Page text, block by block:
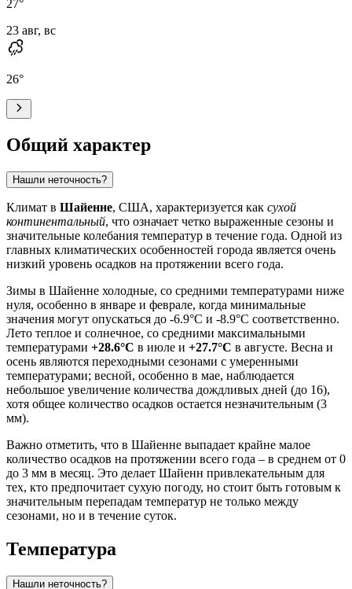
27°
23 авг, вс
26°
Общий характер
Нашли неточность?
Климат в Шайенне, США, характеризуется как сухой
континентальный, что означает четко выраженные сезоны и
значительные колебания температур в течение года. Одной из
главных климатических особенностей города является очень
низкий уровень осадков на протяжении всего года.
Зимы в Шайенне холодные, со средними температурами ниже
нуля, особенно в январе и феврале, когда минимальные
значения могут опускаться до -6.9°C и -8.9°C соответственно.
Лето теплое и солнечное, со средними максимальными
температурами +28.6°C в июле и +27.7°C в августе. Весна и
осень являются переходными сезонами с умеренными
температурами; весной, особенно в мае, наблюдается
небольшое увеличение количества дождливых дней (до 16),
хотя общее количество осадков остается незначительным (3
мм).
Важно отметить, что в Шайенне выпадает крайне малое
количество осадков на протяжении всего года – в среднем от 0
до 3 мм в месяц. Это делает Шайенн привлекательным для
тех, кто предпочитает сухую погоду, но стоит быть готовым к
значительным перепадам температур не только между
сезонами, но и в течение суток.
Температура
Нашли неточность?